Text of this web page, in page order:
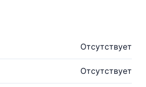
Отсутствует
Отсутствует